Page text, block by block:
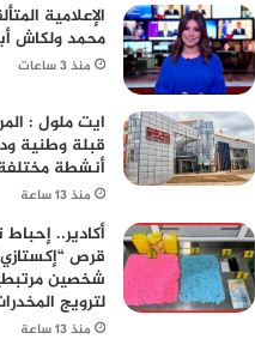
الإعلامية
محمد ولكاش
منذ 3 ساعات
ايت ملول :
قبلة وطنية
أنشطة
منذ 13 ساعة
قرص
شخصين
لترويج
منذ 13 ساعة